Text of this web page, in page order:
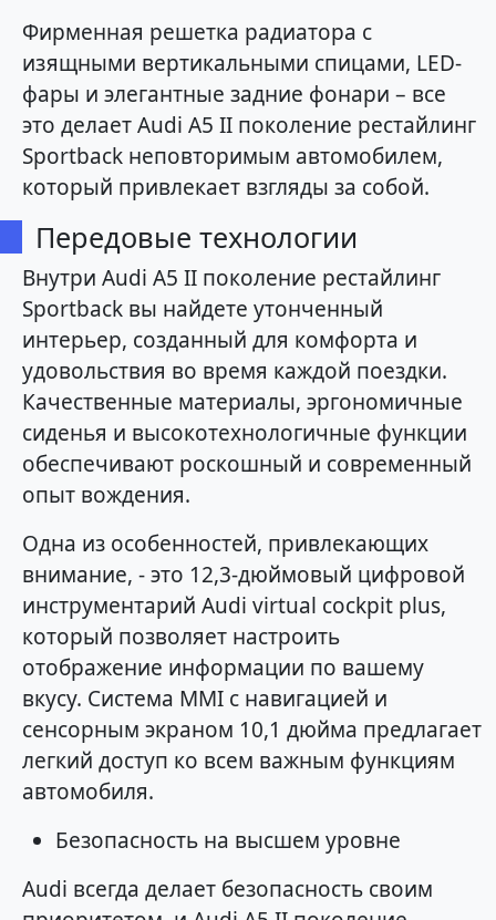
Фирменная решетка радиатора с
изящными вертикальными спицами, LED-
фары и элегантные задние фонари – все
это делает Audi A5 II поколение рестайлинг
Sportback неповторимым автомобилем,
который привлекает взгляды за собой.
Передовые технологии
Внутри Audi A5 II поколение рестайлинг
Sportback вы найдете утонченный
интерьер, созданный для комфорта и
удовольствия во время каждой поездки.
Качественные материалы, эргономичные
сиденья и высокотехнологичные функции
обеспечивают роскошный и современный
опыт вождения.
Одна из особенностей, привлекающих
внимание, - это 12,3-дюймовый цифровой
инструментарий Audi virtual cockpit plus,
который позволяет настроить
отображение информации по вашему
вкусу. Система MMI с навигацией и
сенсорным экраном 10,1 дюйма предлагает
легкий доступ ко всем важным функциям
автомобиля.
Безопасность на высшем уровне
Audi всегда делает безопасность своим